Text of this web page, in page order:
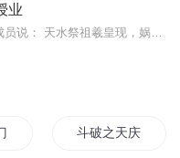
业
斗破之天庆焰火